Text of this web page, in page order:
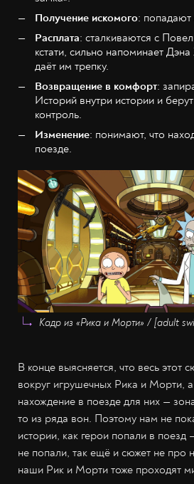
Получение искомого: попадают
Расплата: сталкиваются с
кстати, сильно напоминает
даёт им трепку.
Возвращение в комфорт:
Историй внутри истории и
контроль.
Изменение: понимают, что
поезде.
Кадр из «Рика и Морти» / [adult
В конце выясняется, что весь этот
вокруг игрушечных Рика и Морти,
нахождение в поезде для них —
то из ряда вон. Поэтому нам не
истории, как герои попали в поезд
не попали, так ещё и сюжет не про
наши Рик и Морти тоже проходят